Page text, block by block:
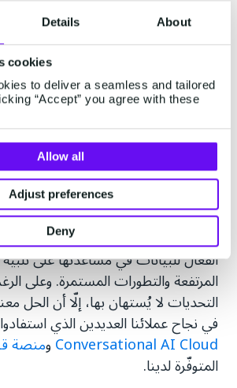
Details About
cookies
to deliver a seamless and tailored
“Accept” you agree with these
Allow all
Adjust preferences
Deny
...والربط بينهما عبر
في المرحلة الثالثة، يستلزم الحل المثالي
القنواتوتشارك المعلومات فيما
ومدخلات مختلف التطبيقات
ولا يمكن حصر هذه التطبيقات فهي
المثال خدمة الرسائل النصية القصيرة
البرامج التي تحتويها مثل التراسل
في عالم خدمات النقل، تشكّل كل
الأطراف تتداخل أعمالها في كل لحظة
الفعّال للبيانات في مساعدتها على
المرتفعة والتطورات المستمرة. وعلى
التحديات لا يُستهان بها، إلّا أن الحل
في نجاح عملائنا العديدين الذي
Conversational AI Cloudومنصة
المتوفّرة لدينا.